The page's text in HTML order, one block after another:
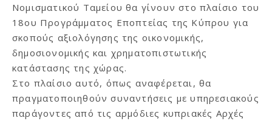
Νομισματικού Ταμείου θα γίνουν στο πλαίσιο του
18ου Προγράμματος Εποπτείας της Κύπρου για
σκοπούς αξιολόγησης της οικονομικής,
δημοσιονομικής και χρηματοπιστωτικής
κατάστασης της χώρας.
Στο πλαίσιο αυτό, όπως αναφέρεται, θα
πραγματοποιηθούν συναντήσεις με υπηρεσιακούς
παράγοντες από τις αρμόδιες κυπριακές Αρχές